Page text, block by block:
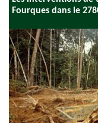
Fourques dans le